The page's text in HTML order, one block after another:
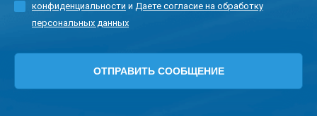
конфиденциальности и Даете согласие на обработку
персональных данных